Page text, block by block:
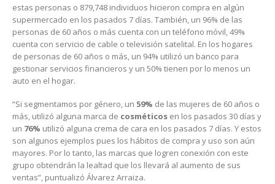
estas personas o 879,748 individuos hicieron compra en algún
supermercado en los pasados 7 días. También, un 96% de las
personas de 60 años o más cuenta con un teléfono móvil, 49%
cuenta con servicio de cable o televisión satelital. En los hogares
de personas de 60 años o más, un 94% utilizó un banco para
gestionar servicios financieros y un 50% tienen por lo menos un
auto en el hogar.
“Si segmentamos por género, un 59% de las mujeres de 60 años o
más, utilizó alguna marca de cosméticos en los pasados 30 días y
un 76% utilizó alguna crema de cara en los pasados 7 días. Y estos
son algunos ejemplos pues los hábitos de compra y uso son aún
mayores. Por lo tanto, las marcas que logren conexión con este
grupo obtendrán la lealtad que los llevará al aumento de sus
ventas”, puntualizó Álvarez Arraiza.